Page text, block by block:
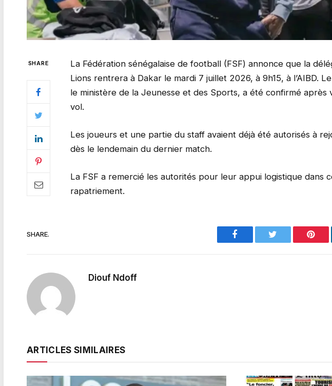
SHARE
La Fédération sénégalaise de football (FSF) annonce que la
Lions rentrera à Dakar le mardi 7 juillet 2026, à 9h15, à l’AIBD.
le ministère de la Jeunesse et des Sports, a été confirmé après
vol.
Les joueurs et une partie du staff avaient déjà été autorisés à
dès le lendemain du dernier match.
La FSF a remercié les autorités pour leur appui logistique dans
rapatriement.
SHARE. Facebook
Diouf Ndoff
ARTICLES SIMILAIRES